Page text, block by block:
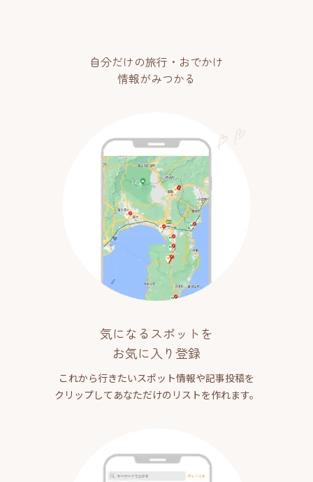
自分だけの旅行・おでかけ
情報がみつかる
気になるスポットを
お気に入り登録
これから行きたいスポット情報や記事投稿を
クリップしてあなただけのリストを作れます。